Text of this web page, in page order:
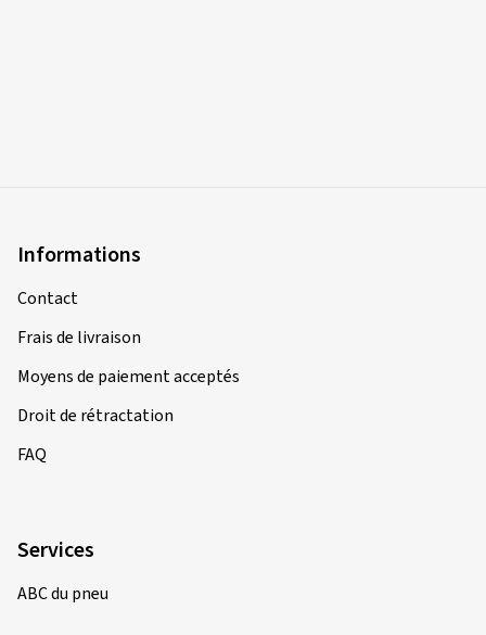
Informations
Contact
Frais de livraison
Moyens de paiement acceptés
Droit de rétractation
FAQ
Services
ABC du pneu